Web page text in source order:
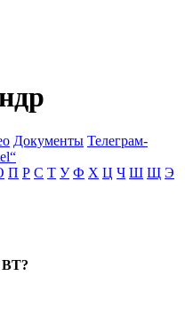
Документы Телеграм-
П Р С Т У Ф Х Ц Ч Ш Щ Э